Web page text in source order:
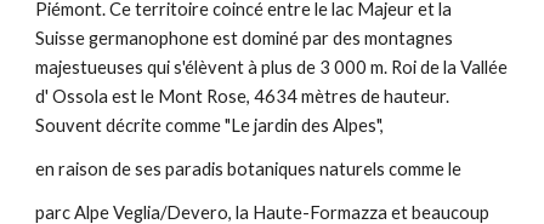
Piémont. Ce territoire coincé entre le lac Majeur et la
Suisse germanophone est dominé par des montagnes
majestueuses qui s'élèvent à plus de 3 000 m. Roi de la Vallée
d' Ossola est le Mont Rose, 4634 mètres de hauteur.
Souvent décrite comme "Le jardin des Alpes",
en raison de ses paradis botaniques naturels comme le
parc Alpe Veglia/Devero, la Haute-Formazza et beaucoup